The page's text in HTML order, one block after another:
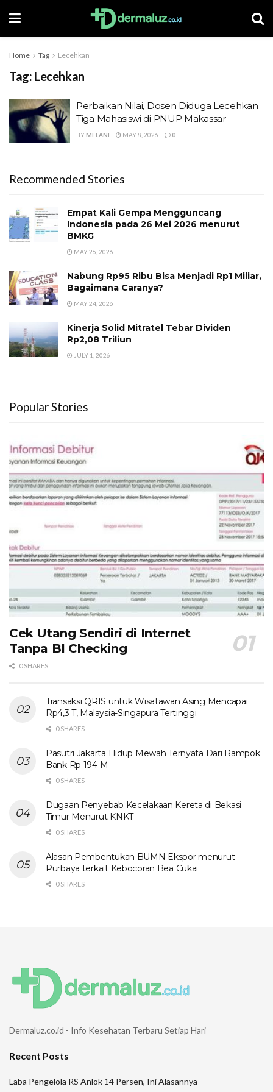
Home Tag Lecehkan
Tag: Lecehkan
Perbaikan Nilai, Dosen Diduga Lecehkan
Tiga Mahasiswi di PNUP Makassar
BY MELANI MAY 8, 2026 0
Recommended Stories
Empat Kali Gempa Mengguncang
Indonesia pada 26 Mei 2026 menurut
BMKG
MAY 26, 2026
Nabung Rp95 Ribu Bisa Menjadi Rp1 Miliar,
Bagaimana Caranya?
MAY 24, 2026
Kinerja Solid Mitratel Tebar Dividen
Rp2,08 Triliun
JULY 1, 2026
Popular Stories
Cek Utang Sendiri di Internet
Tanpa BI Checking
0 SHARES
Transaksi QRIS untuk Wisatawan Asing Mencapai
Rp4,3 T, Malaysia-Singapura Tertinggi
0 SHARES
Pasutri Jakarta Hidup Mewah Ternyata Dari Rampok
Bank Rp 194 M
0 SHARES
Dugaan Penyebab Kecelakaan Kereta di Bekasi
Timur Menurut KNKT
0 SHARES
Alasan Pembentukan BUMN Ekspor menurut
Purbaya terkait Kebocoran Bea Cukai
0 SHARES
Dermaluz.co.id - Info Kesehatan Terbaru Setiap Hari
Recent Posts
Laba Pengelola RS Anlok 14 Persen, Ini Alasannya